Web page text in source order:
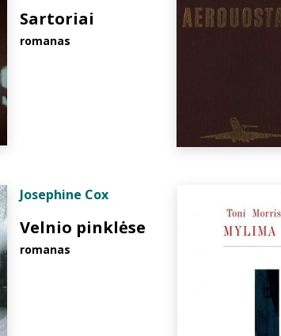
Sartoriai
romanas
Josephine Cox
Velnio pinklėse
romanas